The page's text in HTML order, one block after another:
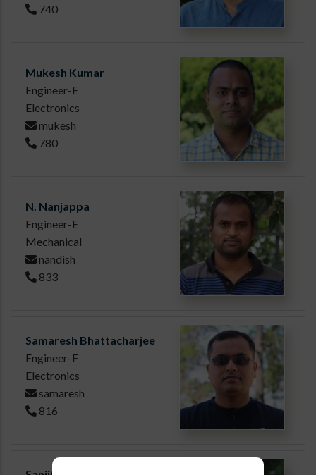
740
Mukesh Kumar
Engineer-E
Electronics
mukesh
780
N. Nanjappa
Engineer-E
Mechanical
nandish
833
Samaresh Bhattacharjee
Engineer-F
Electronics
samaresh
816